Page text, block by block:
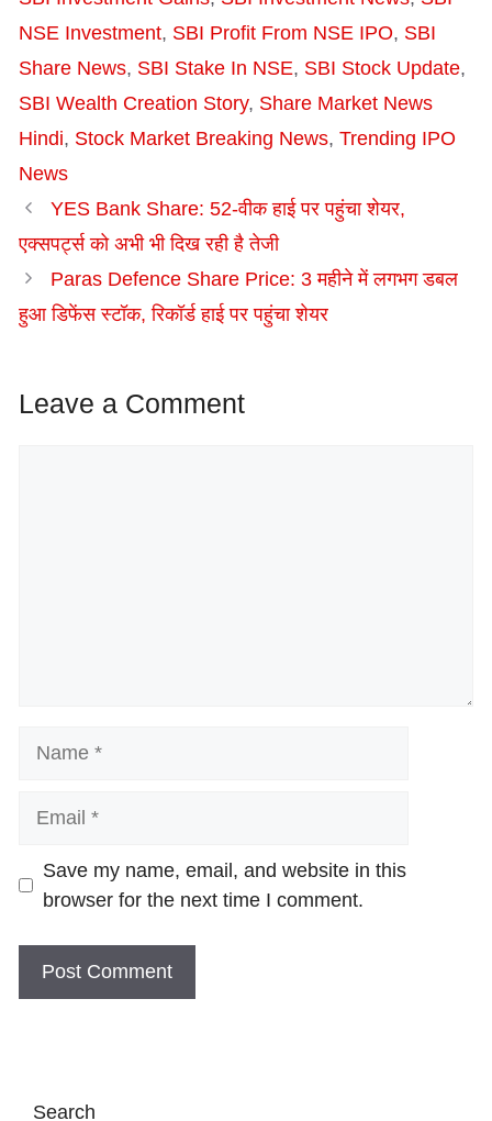
NSE Investment, SBI Profit From NSE IPO, SBI
Share News, SBI Stake In NSE, SBI Stock Update,
SBI Wealth Creation Story, Share Market News
Hindi, Stock Market Breaking News, Trending IPO
News
YES Bank Share: 52-वीक हाई पर पहुंचा शेयर,
एक्सपर्ट्स को अभी भी दिख रही है तेजी
Paras Defence Share Price: 3 महीने में लगभग डबल
हुआ डिफेंस स्टॉक, रिकॉर्ड हाई पर पहुंचा शेयर
Leave a Comment
Website
Save my name, email, and website in this
browser for the next time I comment.
Search